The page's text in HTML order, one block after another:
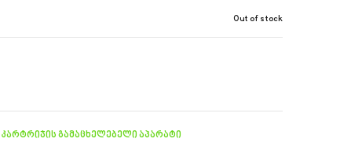
Out of stock
კარტრიჯის გამაცხელებელი აპარატი